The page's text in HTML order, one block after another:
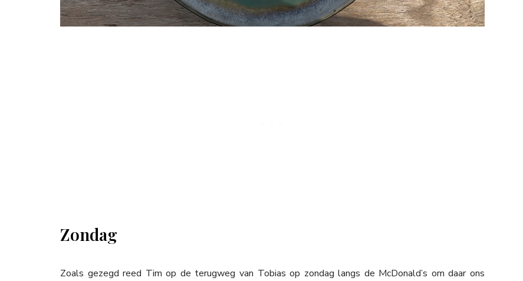
Zondag
Zoals gezegd reed Tim op de terugweg van Tobias op zondag langs de McDonald’s om daar ons